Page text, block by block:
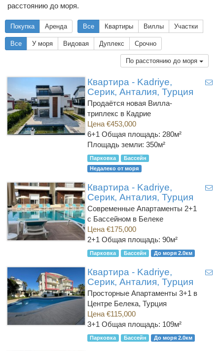
расстоянию до моря.
Покупка Аренда Все Квартиры Виллы Участки
Все У моря Видовая Дуплекс Срочно
По расстоянию до моря
Квартира - Kadriye,
Серик, Анталия, Турция
Продаётся новая Вилла-
триплекс в Кадрие
Цена €453,000
6+1 Общая площадь: 280м²
Площадь земли: 350м²
Парковка
Бассейн
Недалеко от моря
Квартира - Kadriye,
Серик, Анталия, Турция
Современные Апартаменты 2+1
с Бассейном в Белеке
Цена €175,000
2+1 Общая площадь: 90м²
Парковка Бассейн До моря 2.0км
Квартира - Kadriye,
Серик, Анталия, Турция
Просторные Апартаменты 3+1 в
Центре Белека, Турция
Цена €115,000
3+1 Общая площадь: 109м²
Парковка Бассейн До моря 2.0км